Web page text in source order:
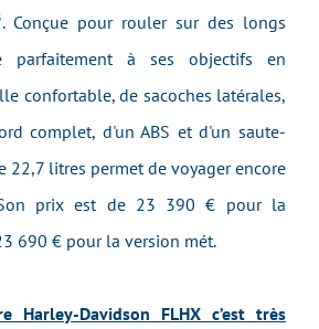
. Conçue pour rouler sur des longs
parfaitement à ses objectifs en
confortable, de sacoches latérales,
complet, d'un ABS et d'un saute-
22,7 litres permet de voyager encore
prix est de 23 390 € pour la
690 € pour la version mét.
Harley-Davidson FLHX c’est très